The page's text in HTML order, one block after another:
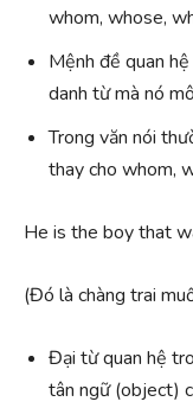
whom, whose,
Mệnh đề quan
danh từ mà nó
Trong văn nói
thay cho whom,
He is the boy that
(Đó là chàng trai
Đại từ quan hệ
tân ngữ (object)